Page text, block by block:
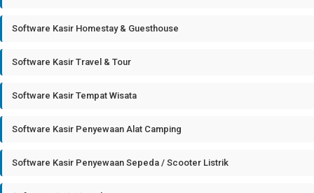
Software Kasir Homestay & Guesthouse
Software Kasir Travel & Tour
Software Kasir Tempat Wisata
Software Kasir Penyewaan Alat Camping
Software Kasir Penyewaan Sepeda / Scooter Listrik